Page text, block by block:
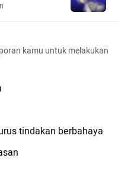
kamu untuk melakukan
tindakan berbahaya